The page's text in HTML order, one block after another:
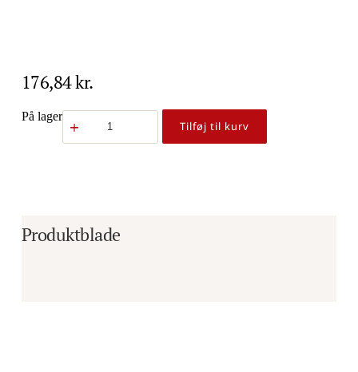
176,84kr.
På lagerScraper
Spring
9100
Tilføj til kurv
Produktblade